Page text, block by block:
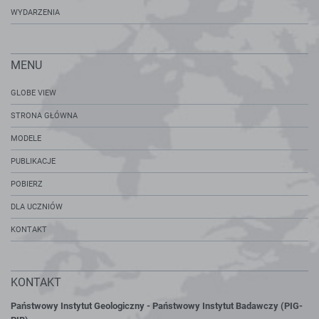
WYDARZENIA
MENU
GLOBE VIEW
STRONA GŁÓWNA
MODELE
PUBLIKACJE
POBIERZ
DLA UCZNIÓW
KONTAKT
KONTAKT
Państwowy Instytut Geologiczny - Państwowy Instytut Badawczy (PIG-